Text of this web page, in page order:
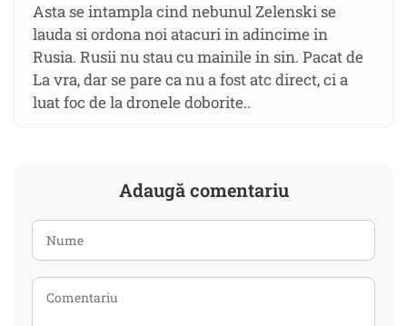
Asta se intampla cind nebunul Zelenski se
lauda si ordona noi atacuri in adincime in
Rusia. Rusii nu stau cu mainile in sin. Pacat de
La vra, dar se pare ca nu a fost atc direct, ci a
luat foc de la dronele doborite..
Adaugă comentariu